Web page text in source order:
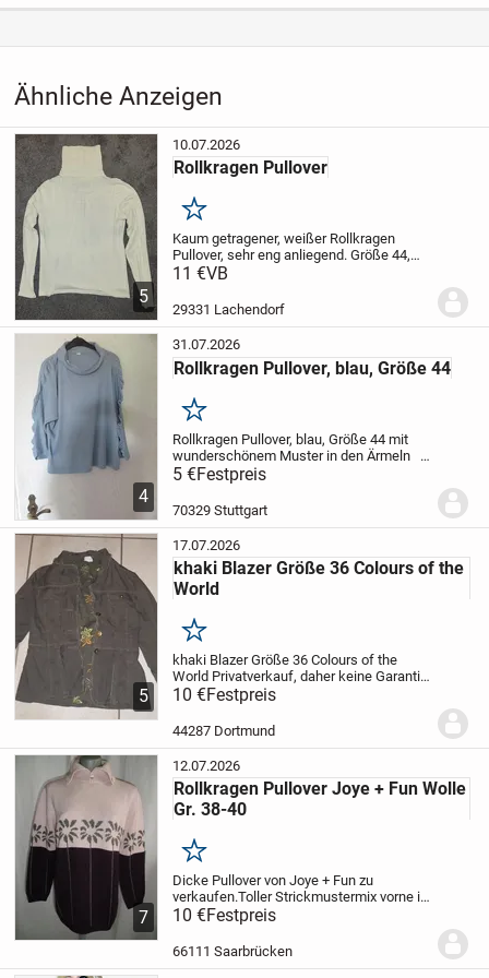
Er dient nur als Vorschlag, und Anregung.
* * *
Der Markenname ist Eigentum des Rechtsinhabers und wird
hier nur verwendet, weil er Bestandteil des Produktes ist und
die Qualität kennzeichnet.
* * *
Dieser Verkauf erfolgt, da von Privat:
"Ohne jegliche Gewährleistung und Umtausch"
* * *
Absoluter * FEST- Preis: 10,00€ * Wirklich NICHT
plus einer Kosten- Pauschale von 4,99€ versicherter
Versand.
Der Versand beinhaltet übrigens Porto-, Verpackungs- und
Transportkosten!
# KEIN PAYPAL #
* * *
Beachtet auch unsere weiteren Angebote, mit vielen Marken.
Samt Glanz Rollkragen Pullover Microshirt COLOURS OF
THE WORLD M
Ähnliche Anzeigen
5
10.07.2026
Rollkragen Pullover
Merken
Kaum getragener, weißer Rollkragen
Pullover, sehr eng anliegend. Größe 44,
bzw XXL
11 €VB
29331 Lachendorf
4
31.07.2026
Rollkragen Pullover, blau, Größe 44
Merken
Rollkragen Pullover, blau, Größe 44 mit
wunderschönem Muster in den Ärmeln
--
-----------------------------------------------------------
5 €Festpreis
70329 Stuttgart
5
17.07.2026
khaki Blazer Größe 36 Colours of the
World
Merken
khaki Blazer Größe 36 Colours of the
World Privatverkauf, daher keine Garantie,
Gewährleistung oder Rücknahme!
schließe jegliche Sachmangelhaftung
aus. Die Haftung auf Schadenersatz
wegen...
10 €Festpreis
44287 Dortmund
7
12.07.2026
Rollkragen Pullover Joye + Fun Wolle
Gr. 38-40
Merken
Dicke Pullover von Joye + Fun zu
verkaufen.Toller Strickmustermix vorne in
rosa/bordeaux/grau und Rollkragen mit 3
Maße:
ca. 64cm.Ärmellänge: ca. 53cm.
10 €Festpreis
66111 Saarbrücken
Damenkleidung›Damenoberteile